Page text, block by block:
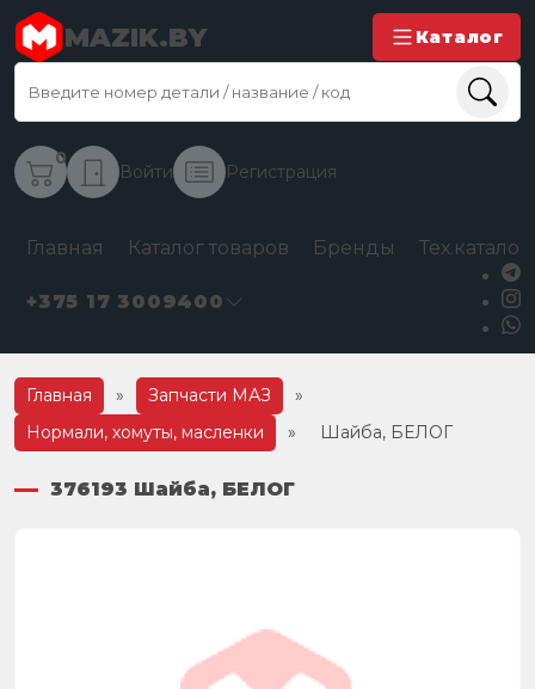
MAZIK.BY Каталог
0
Войти Регистрация
Главная Каталог товаров Бренды
+375 17 3009400
Главная » Запчасти МАЗ
»
Нормали, хомуты, масленки
» Шайба, БЕЛОГ
376193 Шайба, БЕЛОГ